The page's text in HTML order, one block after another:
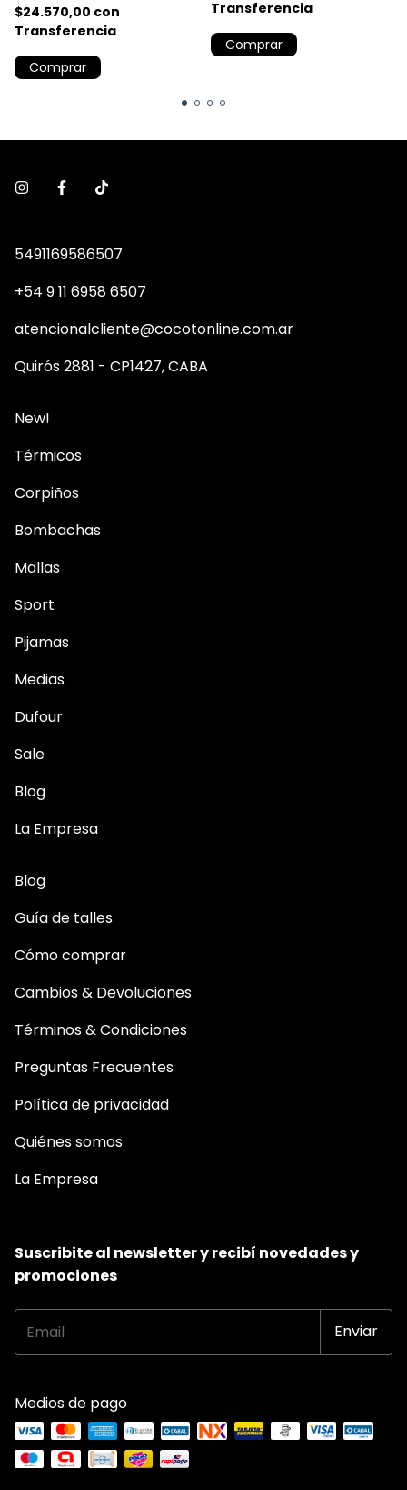
$24.570,00 con
Transferencia
Comprar
Transferencia
Comprar
5491169586507
+54 9 11 6958 6507
atencionalcliente@cocotonline.com.ar
Quirós 2881 - CP1427, CABA
New!
Térmicos
Corpiños
Bombachas
Mallas
Sport
Pijamas
Medias
Dufour
Sale
Blog
La Empresa
Blog
Guía de talles
Cómo comprar
Cambios & Devoluciones
Términos & Condiciones
Preguntas Frecuentes
Política de privacidad
Quiénes somos
La Empresa
Suscribite al newsletter y recibí novedades y
promociones
Medios de pago